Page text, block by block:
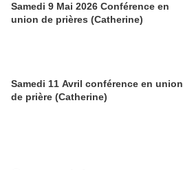
Samedi 9 Mai 2026 Conférence en
union de prières (Catherine)
Samedi 11 Avril conférence en union
de prière (Catherine)